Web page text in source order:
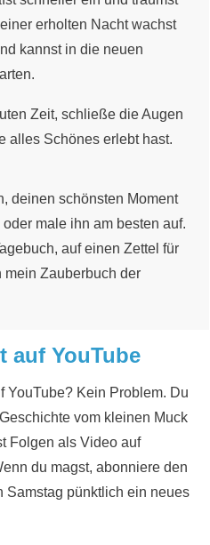
erholten Nacht wachst
kannst in die neuen
Zeit, schließe die Augen
alles Schönes erlebt hast.
deinen schönsten Moment
male ihn am besten auf.
auf einen Zettel für
mein Zauberbuch der
auf YouTube
YouTube? Kein Problem. Du
vom kleinen Muck
Folgen als Video auf
du magst, abonniere den
Samstag pünktlich ein neues